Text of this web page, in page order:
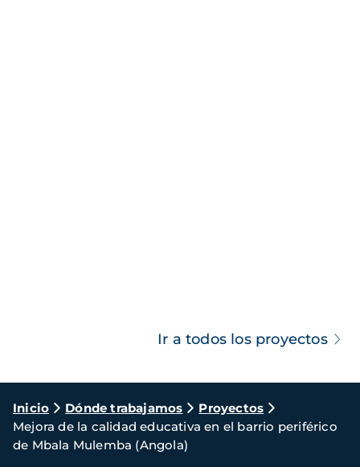
Ir a todos los proyectos
Ruta
de
navegación
Inicio Dónde trabajamos
Proyectos
Mejora de la calidad educativa en el barrio periférico
de Mbala Mulemba (Angola)